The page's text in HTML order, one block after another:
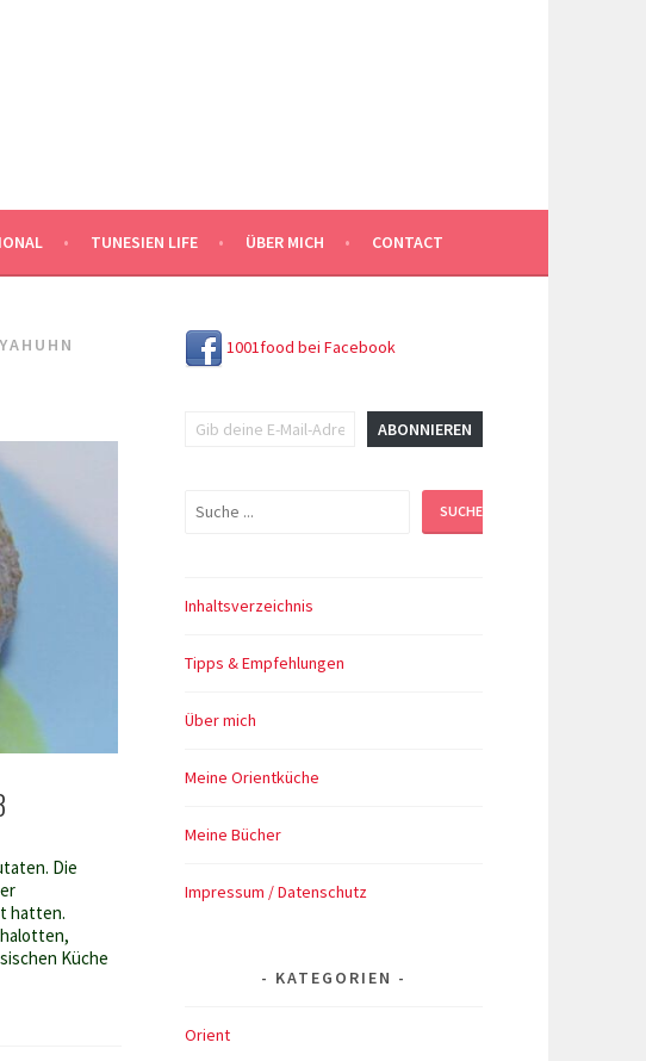
TUNESIEN LIFE ÜBER MICH CONTACT
Die
hatten.
Küche
1001food bei Facebook
ABONNIEREN
Suchen SUCHEN
Inhaltsverzeichnis
Tipps & Empfehlungen
Über mich
Meine Orientküche
Meine Bücher
Impressum / Datenschutz
KATEGORIEN
Orient